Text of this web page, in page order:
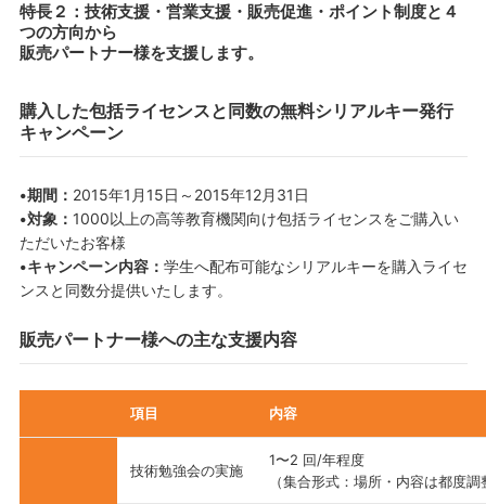
特長２：技術支援・営業支援・販売促進・ポイント制度と４
つの方向から
販売パートナー様を支援します。
購入した包括ライセンスと同数の無料シリアルキー発行
キャンペーン
•期間： 2015年1月15日～2015年12月31日
•対象： 1000以上の高等教育機関向け包括ライセンスをご購入い
ただいたお客様
•キャンペーン内容： 学生へ配布可能なシリアルキーを購入ライセ
ンスと同数分提供いたします。
販売パートナー様への主な支援内容
項目 内容
技術勉強会の実施
1〜2 回/年程度
（集合形式：場所・内容は都度調